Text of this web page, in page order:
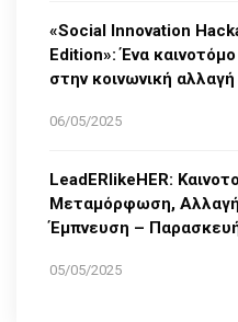
«Social Innovation
Edition»: Ένα
στην κοινωνική αλλαγή
06/05/2025
LeadERlikeHER:
Μεταμόρφωση,
Έμπνευση –
05/05/2025